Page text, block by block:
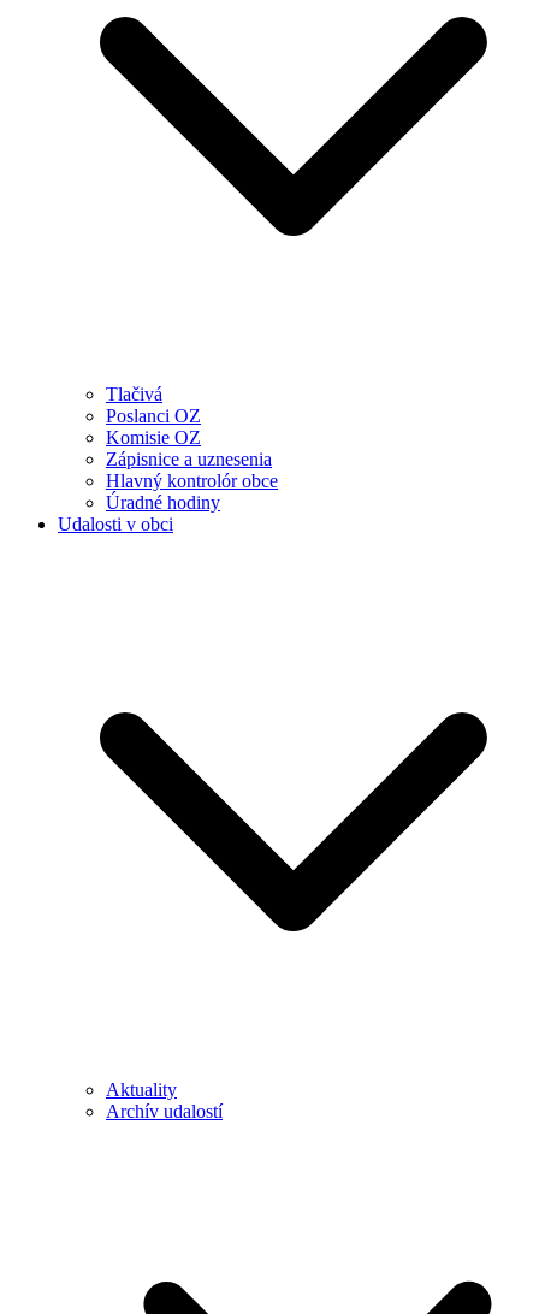
Tlačivá
Poslanci OZ
Komisie OZ
Zápisnice a uznesenia
Hlavný kontrolór obce
Úradné hodiny
Udalosti v obci
Aktuality
Archív udalostí